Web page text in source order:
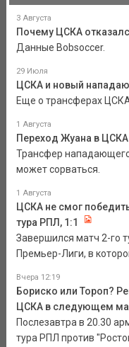
3 Августа
Почему ЦСКА
Данные Bobsoccer.
29 Июля
ЦСКА и новый
Еще о трансферах
1 Августа
Переход Жуана в
Трансфер
может сорваться.
1 Августа
ЦСКА не смог
тура РПЛ, 1:1
Завершился матч 2-го
Премьер-Лиги, в
Вчера 12:19
Бориско или Тороп?
ЦСКА в следующем
Послезавтра в 20.30
тура РПЛ против